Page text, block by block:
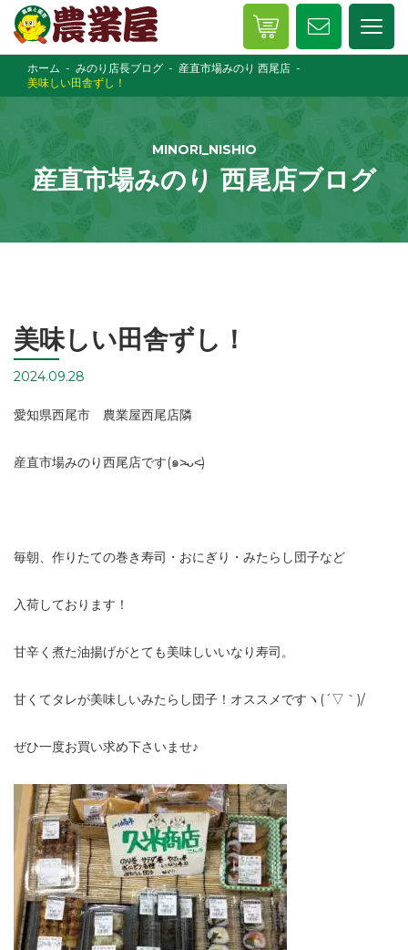
ホーム みのり店長ブログ
産直市場みのり 西尾店
美味しい田舎ずし！
MINORI_NISHIO
産直市場みのり 西尾店ブログ
美味しい田舎ずし！
2024.09.28
愛知県西尾市 農業屋西尾店隣
産直市場みのり西尾店です(๑˃̵ᴗ˂̵)
毎朝、作りたての巻き寿司・おにぎり・みたらし団子など
入荷しております！
甘辛く煮た油揚げがとても美味しいいなり寿司。
甘くてタレが美味しいみたらし団子！オススメですヽ(´▽｀)/
ぜひ一度お買い求め下さいませ♪